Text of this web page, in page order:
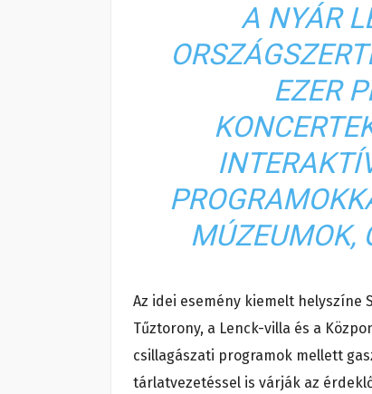
A NYÁR
EZER
MÚZEUMOK,
Az idei esemény kiemelt helyszíne
Tűztorony, a Lenck-villa és a
csillagászati programok mellett
tárlatvezetéssel is várják az